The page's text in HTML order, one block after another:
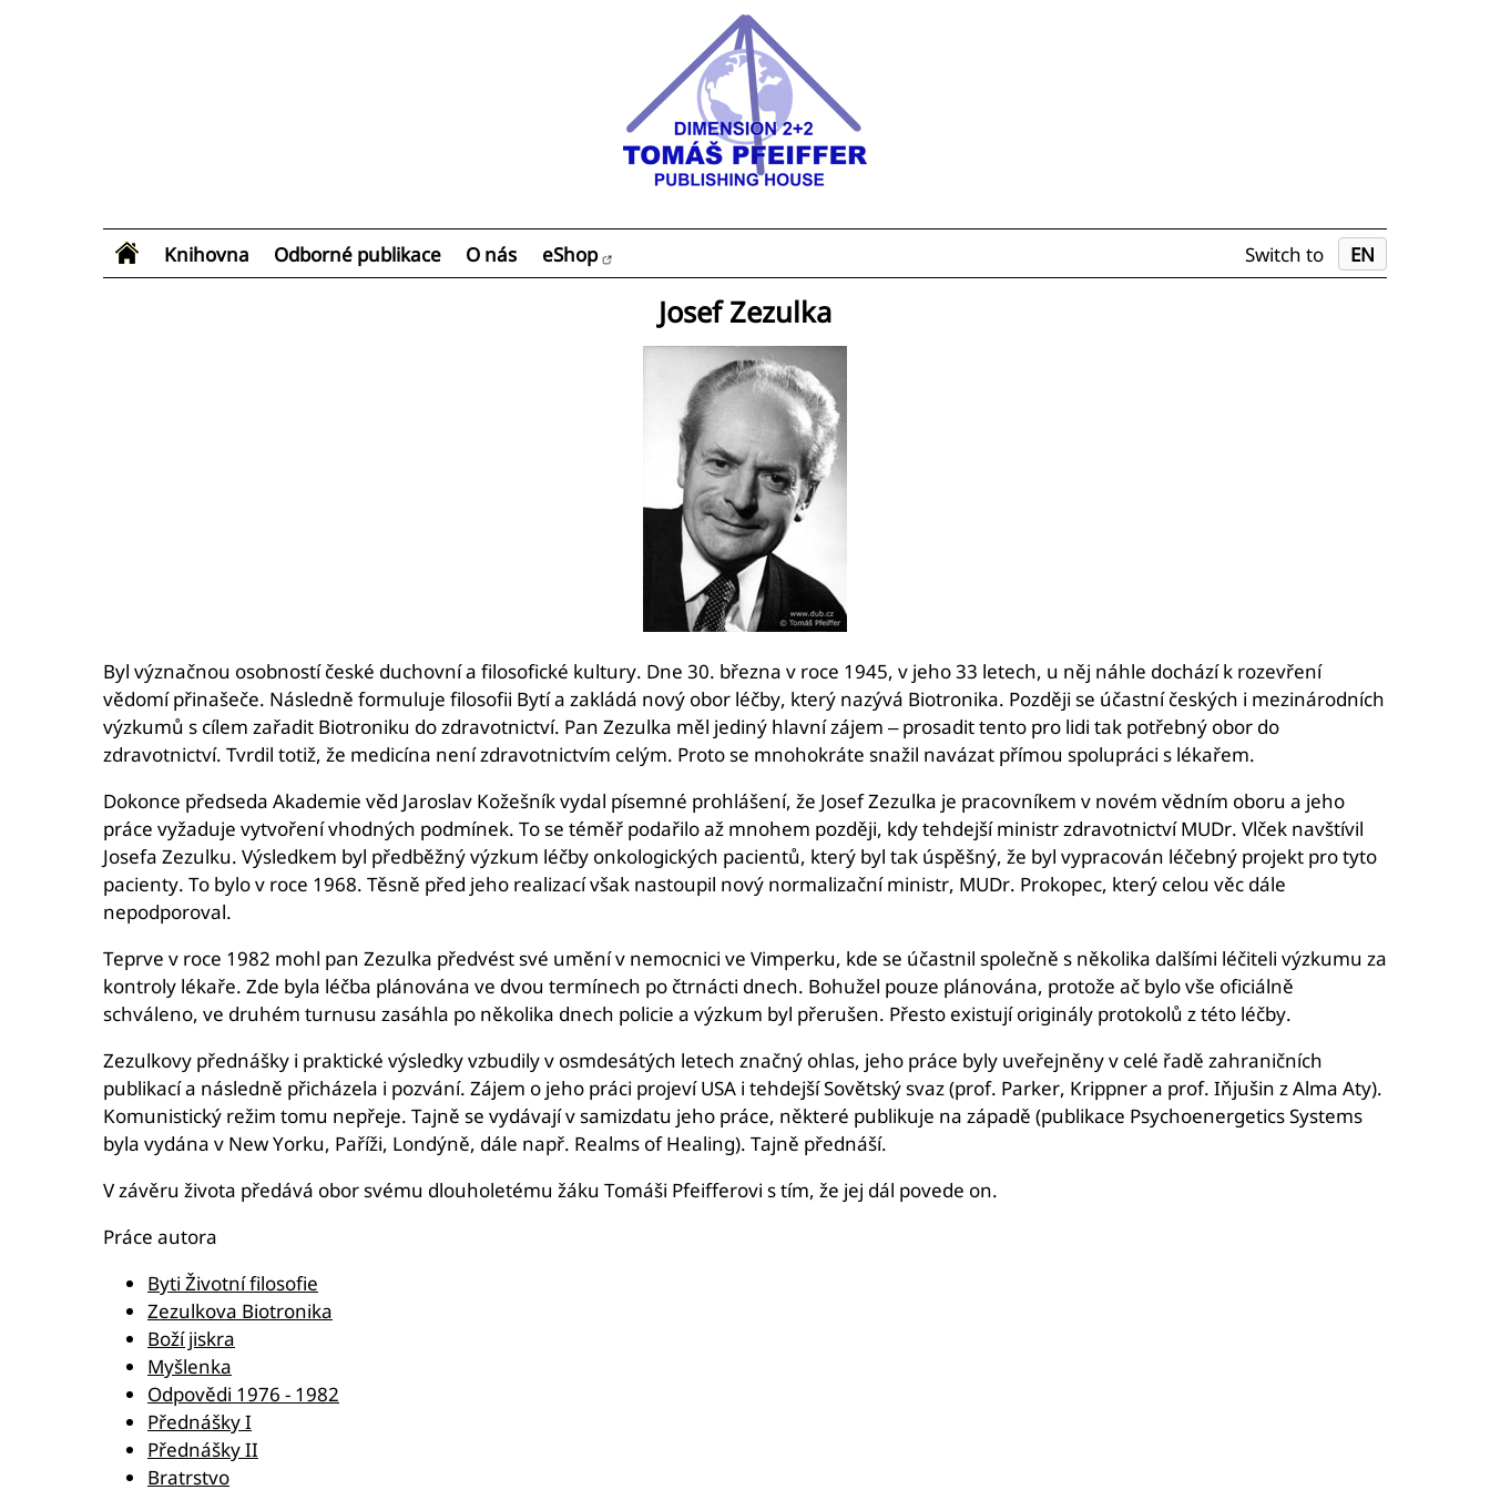
Knihovna Odborné publikace O nás eShop Switch to EN
Josef Zezulka
Byl význačnou osobností české duchovní a filosofické kultury. Dne 30. března v roce 1945, v jeho 33 letech, u něj náhle dochází k rozevření
vědomí přinašeče. Následně formuluje filosofii Bytí a zakládá nový obor léčby, který nazývá Biotronika. Později se účastní českých i mezinárodních
výzkumů s cílem zařadit Biotroniku do zdravotnictví. Pan Zezulka měl jediný hlavní zájem – prosadit tento pro lidi tak potřebný obor do
zdravotnictví. Tvrdil totiž, že medicína není zdravotnictvím celým. Proto se mnohokráte snažil navázat přímou spolupráci s lékařem.
Dokonce předseda Akademie věd Jaroslav Kožešník vydal písemné prohlášení, že Josef Zezulka je pracovníkem v novém vědním oboru a jeho
práce vyžaduje vytvoření vhodných podmínek. To se téměř podařilo až mnohem později, kdy tehdejší ministr zdravotnictví MUDr. Vlček navštívil
Josefa Zezulku. Výsledkem byl předběžný výzkum léčby onkologických pacientů, který byl tak úspěšný, že byl vypracován léčebný projekt pro tyto
pacienty. To bylo v roce 1968. Těsně před jeho realizací však nastoupil nový normalizační ministr, MUDr. Prokopec, který celou věc dále
nepodporoval.
Teprve v roce 1982 mohl pan Zezulka předvést své umění v nemocnici ve Vimperku, kde se účastnil společně s několika dalšími léčiteli výzkumu za
kontroly lékaře. Zde byla léčba plánována ve dvou termínech po čtrnácti dnech. Bohužel pouze plánována, protože ač bylo vše oficiálně
schváleno, ve druhém turnusu zasáhla po několika dnech policie a výzkum byl přerušen. Přesto existují originály protokolů z této léčby.
Zezulkovy přednášky i praktické výsledky vzbudily v osmdesátých letech značný ohlas, jeho práce byly uveřejněny v celé řadě zahraničních
publikací a následně přicházela i pozvání. Zájem o jeho práci projeví USA i tehdejší Sovětský svaz (prof. Parker, Krippner a prof. Iňjušin z Alma Aty).
Komunistický režim tomu nepřeje. Tajně se vydávají v samizdatu jeho práce, některé publikuje na západě (publikace Psychoenergetics Systems
byla vydána v New Yorku, Paříži, Londýně, dále např. Realms of Healing). Tajně přednáší.
V závěru života předává obor svému dlouholetému žáku Tomáši Pfeifferovi s tím, že jej dál povede on.
Práce autora
Byti Životní filosofie
Zezulkova Biotronika
Boží jiskra
Myšlenka
Odpovědi 1976 - 1982
Přednášky I
Přednášky II
Bratrstvo